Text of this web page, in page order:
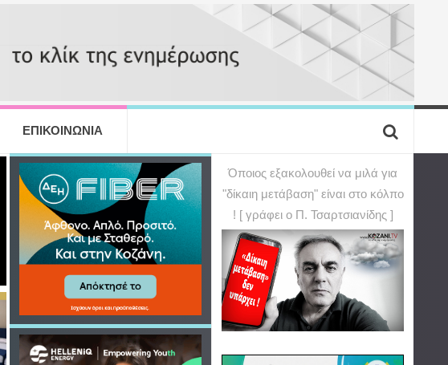
ΕΠΙΚΟΙΝΩΝΙΑ
Όποιος εξακολουθεί να μιλά για
"δίκαιη μετάβαση" είναι στο κόλπο
! [ γράφει ο Π. Τσαρτσιανίδης ]